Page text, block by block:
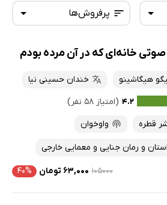
پرفروش‌ها
تازه‌ها
داغ‌ترین‌ها
پرفروش‌ها
پربحث‌ها
ارزان ترین‌ها
خانه‌ای که در آن مرده بودم
هیگاشینو
خندان حسینی نیا
۴.۲ (امتیاز ۵۸ نفر)
قطره
واوخوان
و رمان جنایی و معمایی خارجی
۱۰۵۰۰۰ ۶۳,۰۰۰ تومان ۴۰%